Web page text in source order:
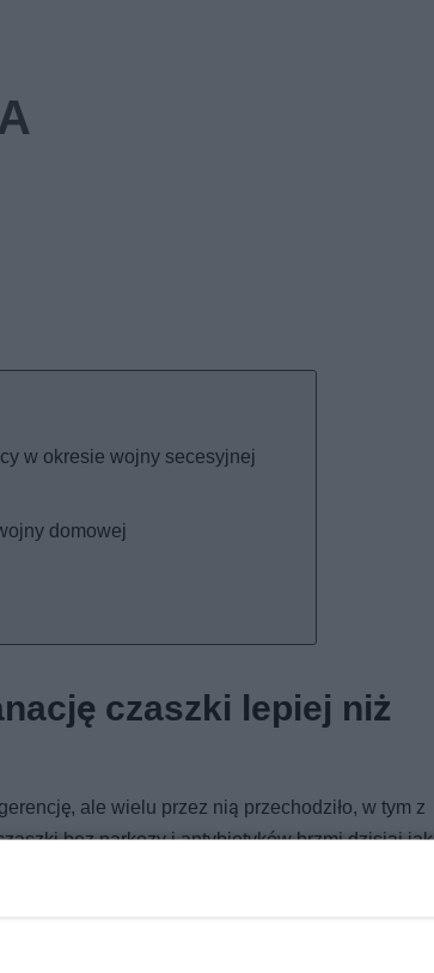
w okresie wojny secesyjnej
domowej
czaszki lepiej niż
ale wielu przez nią przechodziło, w tym z
bez narkozy i antybiotyków brzmi dzisiaj jak
go lekarze starożytnej Grecji
oraz na Dalekim Wschodzie.
stosuje się w celu zapewnienia dostępu do